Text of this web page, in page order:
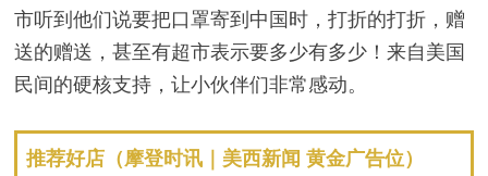
市听到他们说要把口罩寄到中国时，打折的打折，赠
送的赠送，甚至有超市表示要多少有多少！来自美国
民间的硬核支持，让小伙伴们非常感动。
推荐好店（摩登时讯｜美西新闻 黄金广告位）